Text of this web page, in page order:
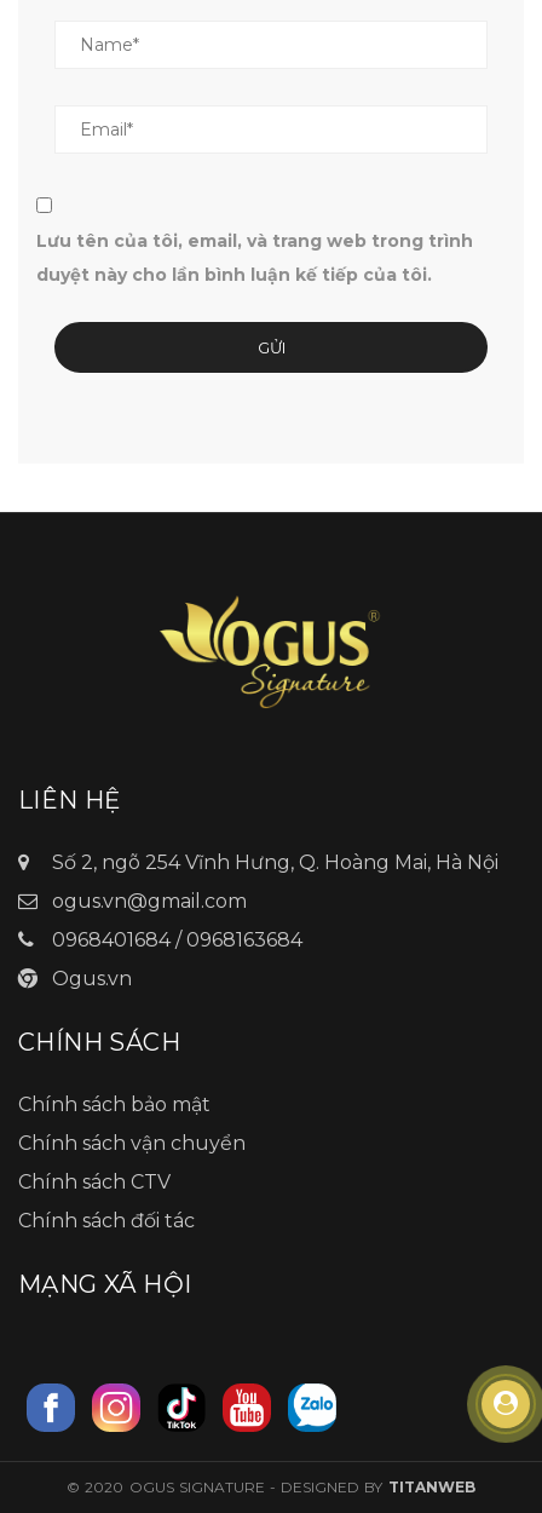
Lưu tên của tôi, email, và trang web trong trình
duyệt này cho lần bình luận kế tiếp của tôi.
LIÊN HỆ
Số 2, ngõ 254 Vĩnh Hưng, Q. Hoàng Mai, Hà Nội
ogus.vn@gmail.com
0968401684 / 0968163684
Ogus.vn
CHÍNH SÁCH
Chính sách bảo mật
Chính sách vận chuyển
Chính sách CTV
Chính sách đối tác
MẠNG XÃ HỘI
© 2020 OGUS SIGNATURE - DESIGNED BY TITANWEB